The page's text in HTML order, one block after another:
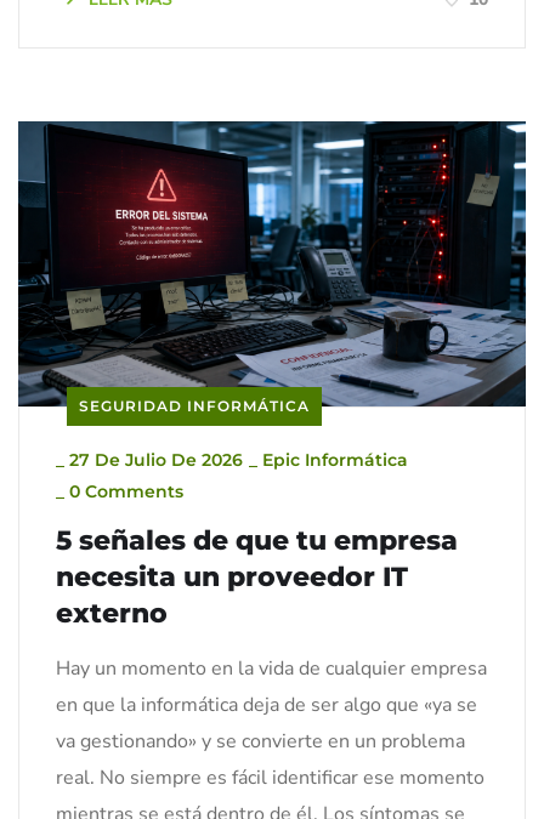
SEGURIDAD INFORMÁTICA
27 De Julio De 2026
Epic Informática
0 Comments
5 señales de que tu empresa
necesita un proveedor IT
externo
Hay un momento en la vida de cualquier empresa
en que la informática deja de ser algo que «ya se
va gestionando» y se convierte en un problema
real. No siempre es fácil identificar ese momento